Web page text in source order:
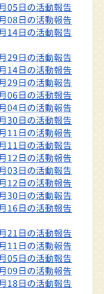
05日の活動報告
08日の活動報告
14日の活動報告
29日の活動報告
14日の活動報告
29日の活動報告
06日の活動報告
04日の活動報告
30日の活動報告
11日の活動報告
11日の活動報告
12日の活動報告
03日の活動報告
12日の活動報告
30日の活動報告
16日の活動報告
21日の活動報告
11日の活動報告
05日の活動報告
09日の活動報告
18日の活動報告